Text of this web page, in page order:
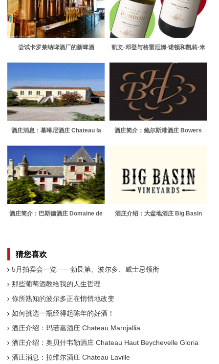
尝试卡罗莱纳啤酒厂的新啤酒
凯文·邓登与格雷厄姆·诺顿和凯莉·米
酒庄消息：慕琳尼酒庄 Chateau la
酒庄简介：鲍尔斯港酒庄 Bowers
酒庄简介：巴斯德酒庄 Domaine de
酒庄介绍：大盆地酒庄 Big Basin
猜您喜欢
5月拍卖会一览——勃艮第、波尔多、威士忌领衔
那些葡萄酒教给我的人生哲理
你所熟知的波尔多正在悄悄地改变
如何挑选一瓶经得起陈年的好酒！
酒庄介绍：玛若嘉酒庄 Chateau Marojallia
酒庄介绍：奥贝什韦勒酒庄 Chateau Haut Beychevelle Gloria
酒庄消息：拉维尔酒庄 Chateau Laville